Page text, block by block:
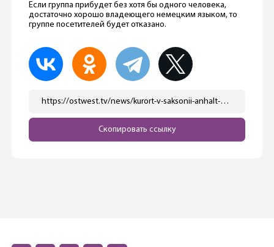
Если группа прибудет без хотя бы одного человека,
достаточно хорошо владеющего немецким языком, то
группе посетителей будет отказано.
https://ostwest.tv/news/kurort-v-saksonii-anhalt-budet-obsluzhivat-tolko-gruppy-posetitelej-so-znaniem-nemeckogo-yazyka/
Скопировать ссылку